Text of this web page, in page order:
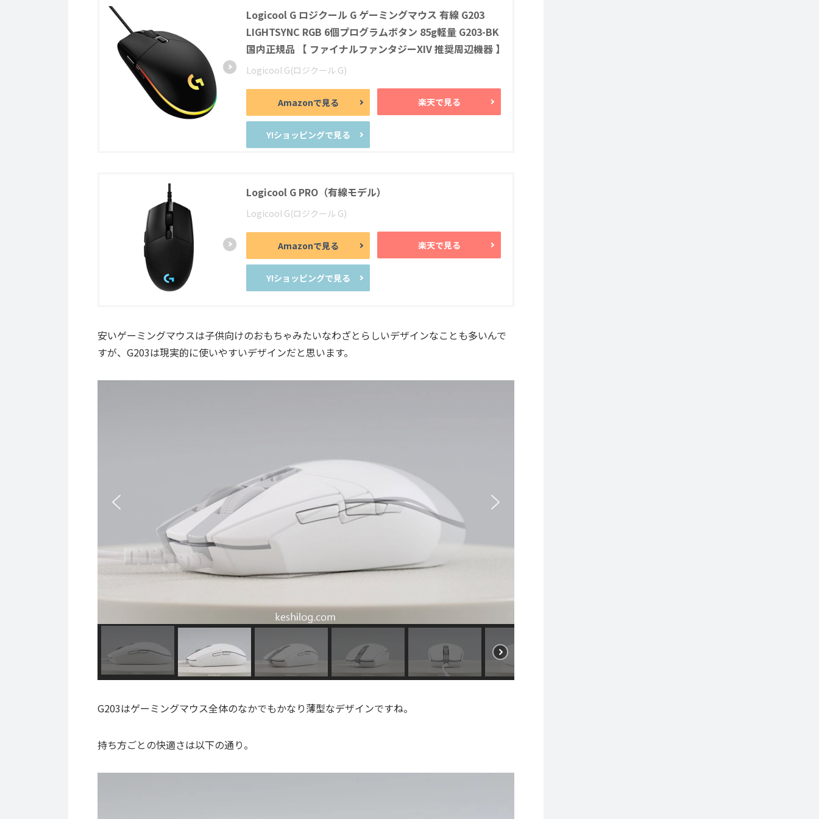
Logicool G ロジクール G ゲーミングマウス 有線 G203
LIGHTSYNC RGB 6個プログラムボタン 85g軽量 G203-BK
国内正規品 【 ファイナルファンタジーXIV 推奨周辺機器 】
Logicool G(ロジクール G)
Amazonで見る 楽天で見る
Y!ショッピングで見る
Logicool G PRO（有線モデル）
Logicool G(ロジクール G)
Amazonで見る 楽天で見る
Y!ショッピングで見る
安いゲーミングマウスは子供向けのおもちゃみたいなわざとらしいデザインなことも多いんで
すが、G203は現実的に使いやすいデザインだと思います。
G203はゲーミングマウス全体のなかでもかなり薄型なデザインですね。
持ち方ごとの快適さは以下の通り。